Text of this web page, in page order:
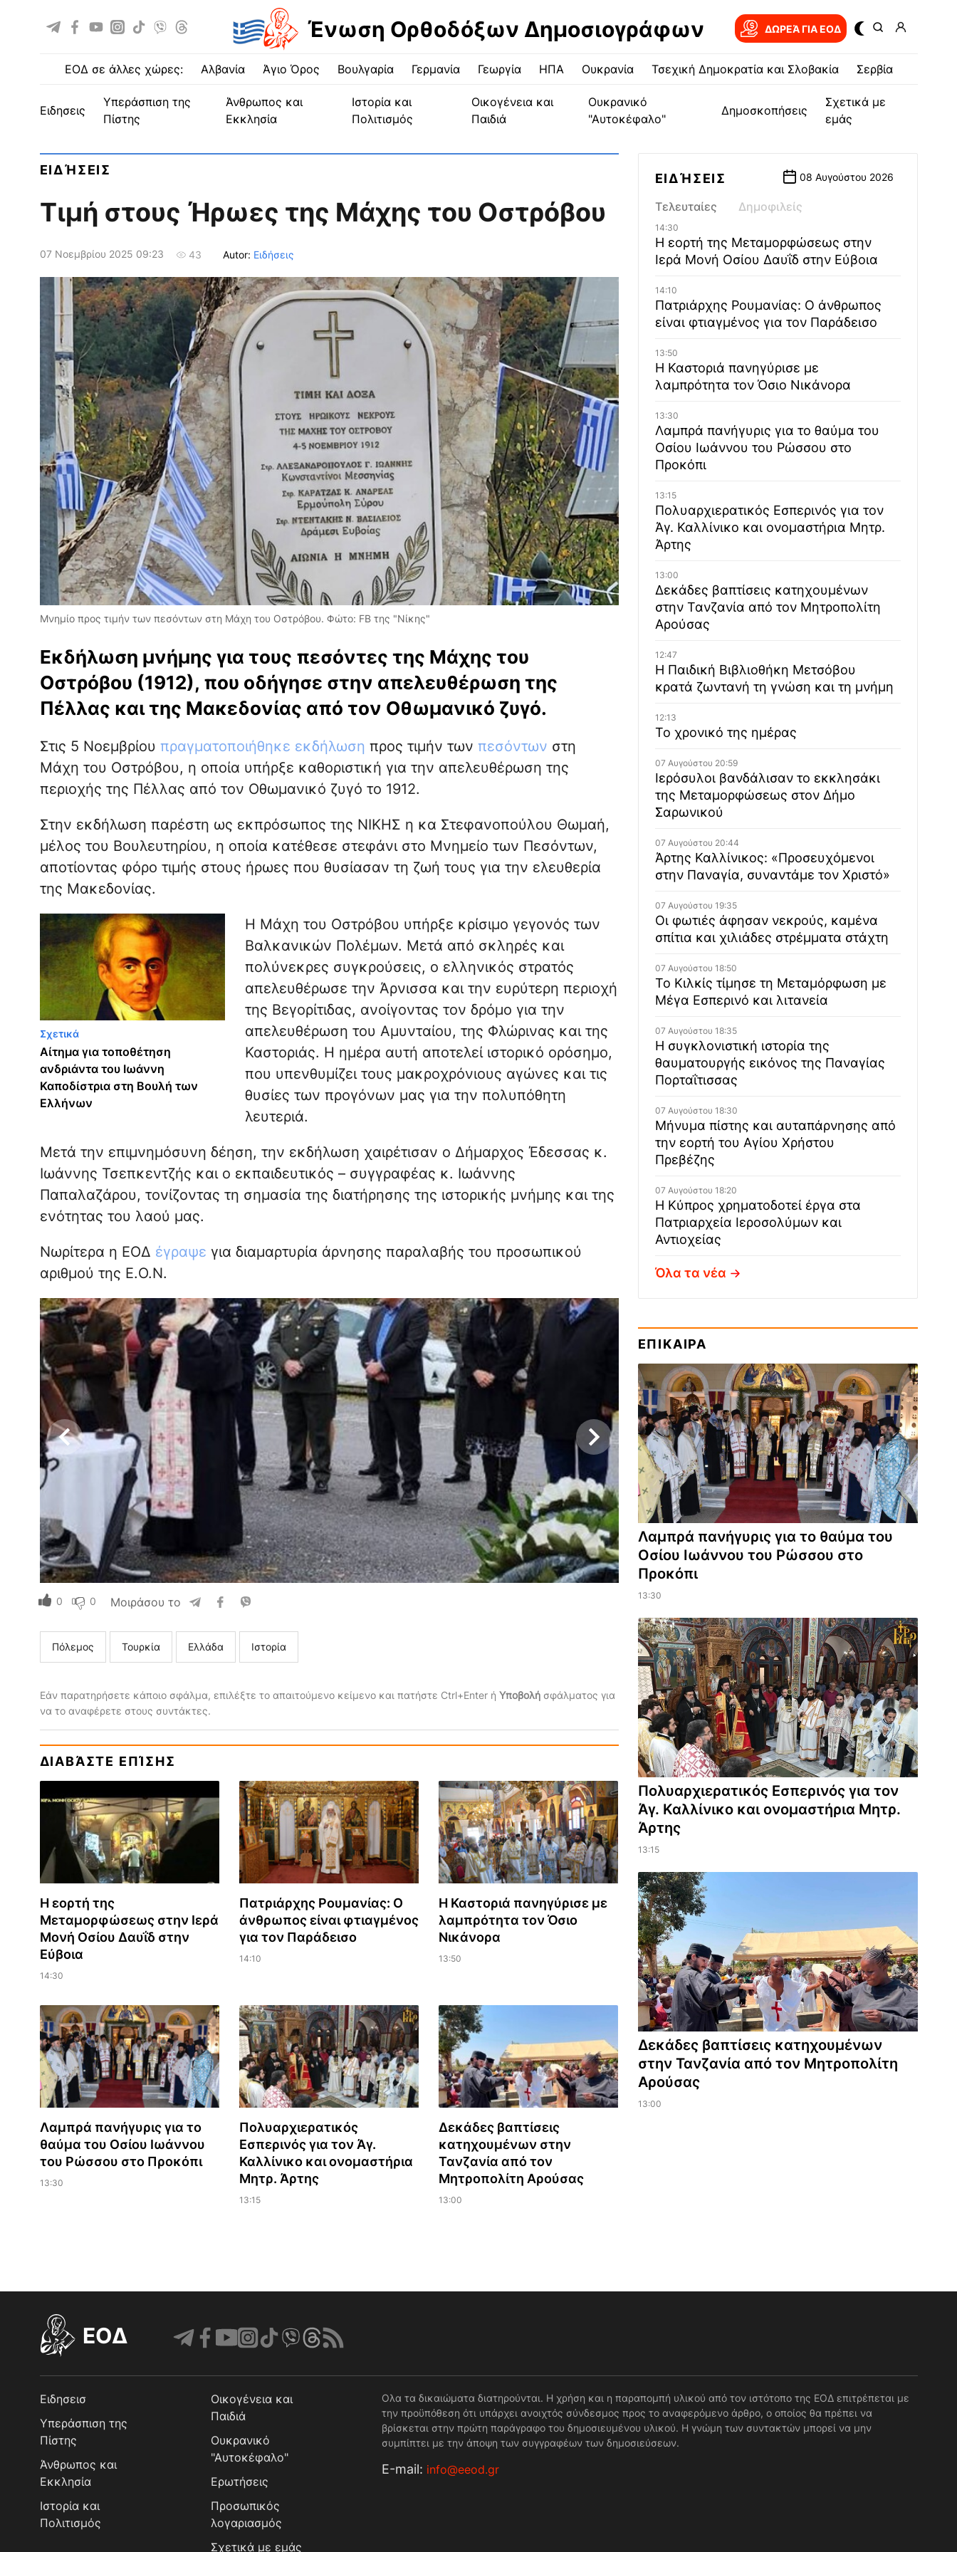
Ένωση Ορθοδόξων Δημοσιογράφων ΔΩΡΕΆ ΓΙΑ EOΔ
ΕΟΔ σε άλλες χώρες: Αλβανία Άγιο Όρος Βουλγαρία Γερμανία Γεωργία ΗΠΑ Ουκρανία Τσεχική Δημοκρατία και Σλοβακία Σερβία
ειδησεις
Υπεράσπιση της
Πίστης
Άνθρωπος και
Εκκλησία
Ιστορία και
Πολιτισμός
Οικογένεια και
Παιδιά
Ουκρανικό
"Αυτοκέφαλο"
Δημοσκοπήσεις
Σχετικά με
εμάς
ΕΙΔΉΣΕΙΣ
Τιμή στους Ήρωες της Μάχης του Οστρόβου
07 Νοεμβρίου 2025 09:23 43 Autor: Ειδήσεις
Μνημίο προς τιμήν των πεσόντων στη Μάχη του Οστρόβου. Φώτο: FB της "Νίκης"
Εκδήλωση μνήμης για τους πεσόντες της Μάχης του
Οστρόβου (1912), που οδήγησε στην απελευθέρωση της
Πέλλας και της Μακεδονίας από τον Οθωμανικό ζυγό.
Στις 5 Νοεμβρίου πραγματοποιήθηκε εκδήλωση προς τιμήν των πεσόντων στη
Μάχη του Οστρόβου, η οποία υπήρξε καθοριστική για την απελευθέρωση της
περιοχής της Πέλλας από τον Οθωμανικό ζυγό το 1912.
Στην εκδήλωση παρέστη ως εκπρόσωπος της ΝΙΚΗΣ η κα Στεφανοπούλου Θωμαή,
μέλος του Βουλευτηρίου, η οποία κατέθεσε στεφάνι στο Μνημείο των Πεσόντων,
αποτίοντας φόρο τιμής στους ήρωες που θυσίασαν τη ζωή τους για την ελευθερία
της Μακεδονίας.
Σχετικά
Αίτημα για τοποθέτηση
ανδριάντα του Ιωάννη
Καποδίστρια στη Βουλή των
Ελλήνων
Η Μάχη του Οστρόβου υπήρξε κρίσιμο γεγονός των
Βαλκανικών Πολέμων. Μετά από σκληρές και
πολύνεκρες συγκρούσεις, ο ελληνικός στρατός
απελευθέρωσε την Άρνισσα και την ευρύτερη περιοχή
της Βεγορίτιδας, ανοίγοντας τον δρόμο για την
απελευθέρωση του Αμυνταίου, της Φλώρινας και της
Καστοριάς. Η ημέρα αυτή αποτελεί ιστορικό ορόσημο,
που υπενθυμίζει τους μακροχρόνιους αγώνες και τις
θυσίες των προγόνων μας για την πολυπόθητη
λευτεριά.
Μετά την επιμνημόσυνη δέηση, την εκδήλωση χαιρέτισαν ο Δήμαρχος Έδεσσας κ.
Ιωάννης Τσεπκεντζής και ο εκπαιδευτικός – συγγραφέας κ. Ιωάννης
Παπαλαζάρου, τονίζοντας τη σημασία της διατήρησης της ιστορικής μνήμης και της
ενότητας του λαού μας.
Νωρίτερα η ΕΟΔ έγραψε για διαμαρτυρία άρνησης παραλαβής του προσωπικού
αριθμού της Ε.Ο.Ν.
0 0 Μοιράσου το
Πόλεμος Τουρκία Ελλάδα Ιστορία
Εάν παρατηρήσετε κάποιο σφάλμα, επιλέξτε το απαιτούμενο κείμενο και πατήστε Ctrl+Enter ή Υποβολήσφάλματος για
να το αναφέρετε στους συντάκτες.
ΔΙΑΒΆΣΤΕ ΕΠΊΣΗΣ
Η εορτή της
Μεταμορφώσεως στην Ιερά
Μονή Οσίου Δαυΐδ στην
Εύβοια
14:30
Πατριάρχης Ρουμανίας: Ο
άνθρωπος είναι φτιαγμένος
για τον Παράδεισο
14:10
Η Καστοριά πανηγύρισε με
λαμπρότητα τον Όσιο
Νικάνορα
13:50
Λαμπρά πανήγυρις για το
θαύμα του Οσίου Ιωάννου
του Ρώσσου στο Προκόπι
13:30
Πολυαρχιερατικός
Εσπερινός για τον Άγ.
Καλλίνικο και ονομαστήρια
Μητρ. Άρτης
13:15
Δεκάδες βαπτίσεις
κατηχουμένων στην
Τανζανία από τον
Μητροπολίτη Αρούσας
13:00
ΕΙΔΉΣΕΙΣ 08 Αυγούστου 2026
Τελευταίες Δημοφιλείς
14:30
Η εορτή της Μεταμορφώσεως στην
Ιερά Μονή Οσίου Δαυΐδ στην Εύβοια
14:10
Πατριάρχης Ρουμανίας: Ο άνθρωπος
είναι φτιαγμένος για τον Παράδεισο
13:50
Η Καστοριά πανηγύρισε με
λαμπρότητα τον Όσιο Νικάνορα
13:30
Λαμπρά πανήγυρις για το θαύμα του
Οσίου Ιωάννου του Ρώσσου στο
Προκόπι
13:15
Πολυαρχιερατικός Εσπερινός για τον
Άγ. Καλλίνικο και ονομαστήρια Μητρ.
Άρτης
13:00
Δεκάδες βαπτίσεις κατηχουμένων
στην Τανζανία από τον Μητροπολίτη
Αρούσας
12:47
Η Παιδική Βιβλιοθήκη Μετσόβου
κρατά ζωντανή τη γνώση και τη μνήμη
12:13
Το χρονικό της ημέρας
07 Αυγούστου 20:59
Ιερόσυλοι βανδάλισαν το εκκλησάκι
της Μεταμορφώσεως στον Δήμο
Σαρωνικού
07 Αυγούστου 20:44
Άρτης Καλλίνικος: «Προσευχόμενοι
στην Παναγία, συναντάμε τον Χριστό»
07 Αυγούστου 19:35
Οι φωτιές άφησαν νεκρούς, καμένα
σπίτια και χιλιάδες στρέμματα στάχτη
07 Αυγούστου 18:50
Το Κιλκίς τίμησε τη Μεταμόρφωση με
Μέγα Εσπερινό και λιτανεία
07 Αυγούστου 18:35
Η συγκλονιστική ιστορία της
θαυματουργής εικόνος της Παναγίας
Πορταΐτισσας
07 Αυγούστου 18:30
Μήνυμα πίστης και αυταπάρνησης από
την εορτή του Αγίου Χρήστου
Πρεβέζης
07 Αυγούστου 18:20
Η Κύπρος χρηματοδοτεί έργα στα
Πατριαρχεία Ιεροσολύμων και
Αντιοχείας
Όλα τα νέα
ΕΠΙΚΑΙΡΑ
Λαμπρά πανήγυρις για το θαύμα του
Οσίου Ιωάννου του Ρώσσου στο
Προκόπι
13:30
Πολυαρχιερατικός Εσπερινός για τον
Άγ. Καλλίνικο και ονομαστήρια Μητρ.
Άρτης
13:15
Δεκάδες βαπτίσεις κατηχουμένων
στην Τανζανία από τον Μητροπολίτη
Αρούσας
13:00
EOΔ
Ειδησεισ
Υπεράσπιση της
Πίστης
Άνθρωπος και
Εκκλησία
Ιστορία και
Πολιτισμός
Οικογένεια και
Παιδιά
Ουκρανικό
"Αυτοκέφαλο"
Ερωτήσεις
Προσωπικός
λογαριασμός
Σχετικά με εμάς
Ολα τα δικαιώματα διατηρούνται. Η χρήση και η παραπομπή υλικού από τον ιστότοπο της ΕΟΔ επιτρέπεται με
την προϋπόθεση ότι υπάρχει ανοιχτός σύνδεσμος προς το αναφερόμενο άρθρο, ο οποίος θα πρέπει να
βρίσκεται στην πρώτη παράγραφο του δημοσιευμένου υλικού. Η γνώμη των συντακτών μπορεί να μην
συμπίπτει με την άποψη των συγγραφέων των δημοσιεύσεων.
Е-mail: info@eeod.gr